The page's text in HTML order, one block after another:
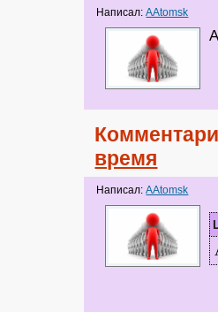
Написал:AAtomsk
время
Написал:AAtomsk